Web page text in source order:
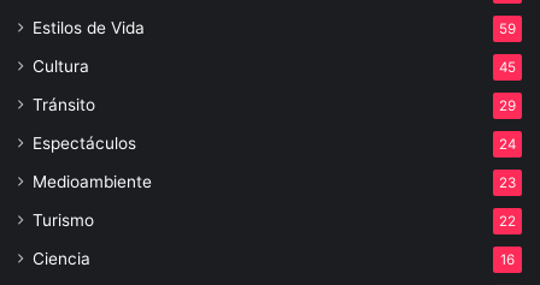
Estilos de Vida 59
Cultura 45
Tránsito 29
Espectáculos 24
Medioambiente 23
Turismo 22
Ciencia 16